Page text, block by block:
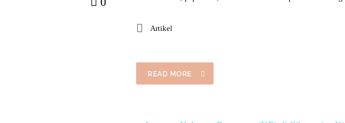
Artikel
READ MORE